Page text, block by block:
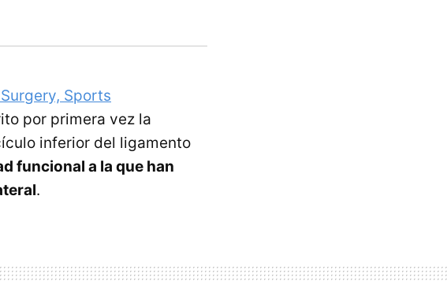
Sports
por primera vez la
inferior del ligamento
funcional a la que han
.